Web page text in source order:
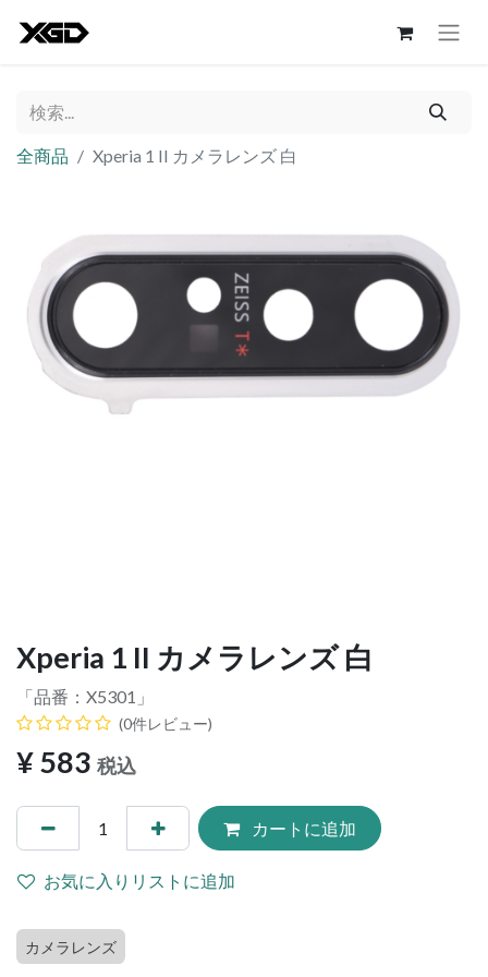
全商品 Xperia 1 II カメラレンズ 白
Xperia 1 II カメラレンズ 白
「品番： X5301 」
(0件レビュー)
¥583 税込
カートに追加
お気に入りリストに追加
カメラレンズ